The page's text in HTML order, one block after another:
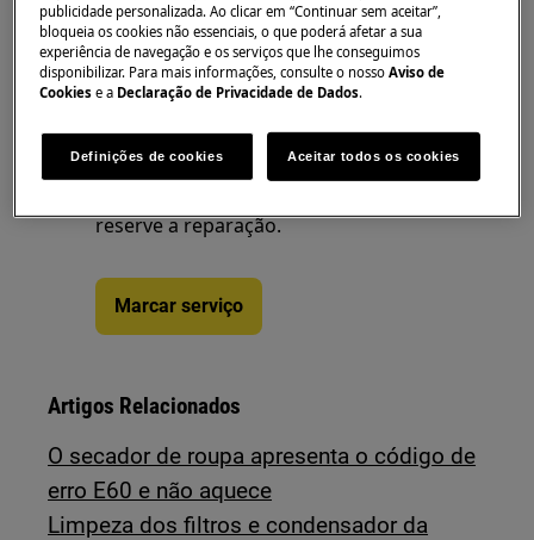
Não se preocupe. Aceda à nossa
reserve a reparação.
Marcar serviço
Artigos Relacionados
O secador de roupa apresenta o código de
erro E60 e não aquece
Limpeza dos filtros e condensador da
publicidade personalizada. Ao clicar em “Continuar sem aceitar”,
bloqueia os cookies não essenciais, o que poderá afetar a sua
experiência de navegação e os serviços que lhe conseguimos
disponibilizar. Para mais informações, consulte o nossoAviso de
Cookies e a Declaração de Privacidade de Dados.
Definições de cookies Aceitar todos os cookies